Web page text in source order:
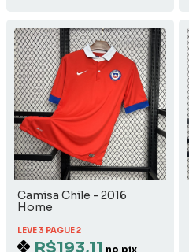
Camisa Chile - 2016
Home
LEVE 3 PAGUE 2
R$193,11 no pix